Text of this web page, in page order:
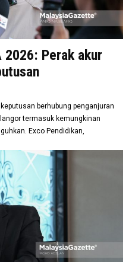
2026: Perak akur
berhubung penganjuran
termasuk kemungkinan